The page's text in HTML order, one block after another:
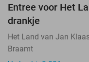
Entree voor Het
drankje
Het Land van Jan
Braamt